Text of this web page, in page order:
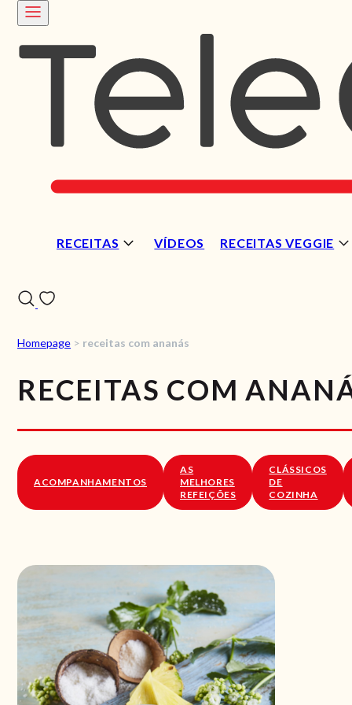
RECEITAS VÍDEOS RECEITAS VEGGIE
Homepage > receitas com ananás
RECEITAS COM
ACOMPANHAMENTOS
AS
MELHORES
REFEIÇÕES
CLÁSSICOS
DE
COZINHA